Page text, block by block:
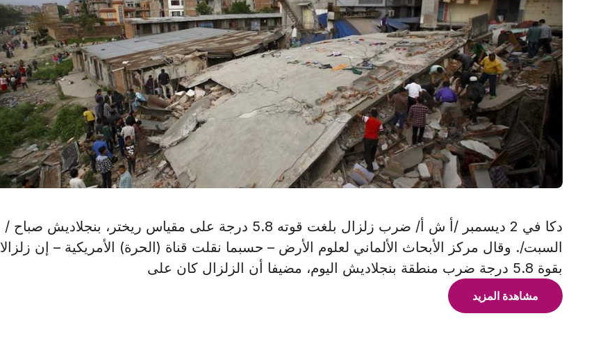
دكا في 2 ديسمبر /أ ش أ/ ضرب زلزال بلغت قوته 5.8 درجة على مقياس ريختر، بنجلاديش صباح /
السبت/. وقال مركز الأبحاث الألماني لعلوم الأرض – حسبما نقلت قناة (الحرة) الأمريكية – إن زلزالا
بقوة 5.8 درجة ضرب منطقة بنجلاديش اليوم، مضيفا أن الزلزال كان على
مشاهدة المزيد